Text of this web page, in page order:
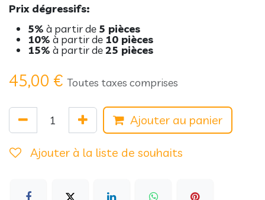
Prix dégressifs:
5% à partir de 5 pièces
10% à partir de 10 pièces
15% à partir de25 pièces
45,00 € Toutes taxes comprises
Ajouter au panier
Ajouter à la liste de souhaits